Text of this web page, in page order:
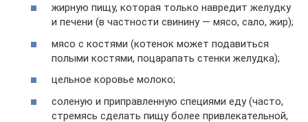
жирную пищу, которая только навредит желудку
и печени (в частности свинину — мясо, сало, жир);
мясо с костями (котенок может подавиться
полыми костями, поцарапать стенки желудка);
цельное коровье молоко;
соленую и приправленную специями еду (часто,
стремясь сделать пищу более привлекательной,